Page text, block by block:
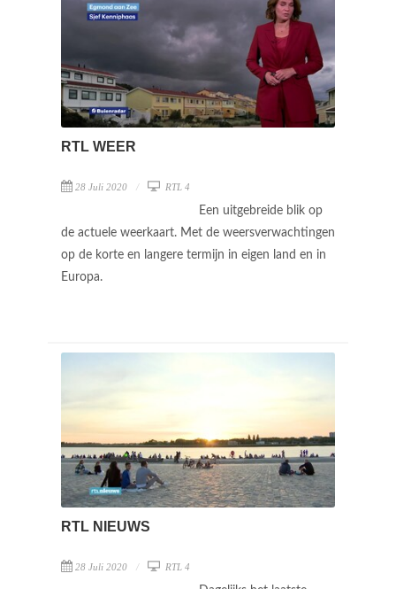
RTL WEER
28 Juli 2020 RTL 4
Een uitgebreide blik op
de actuele weerkaart. Met de weersverwachtingen
op de korte en langere termijn in eigen land en in
Europa.
RTL NIEUWS
28 Juli 2020 RTL 4